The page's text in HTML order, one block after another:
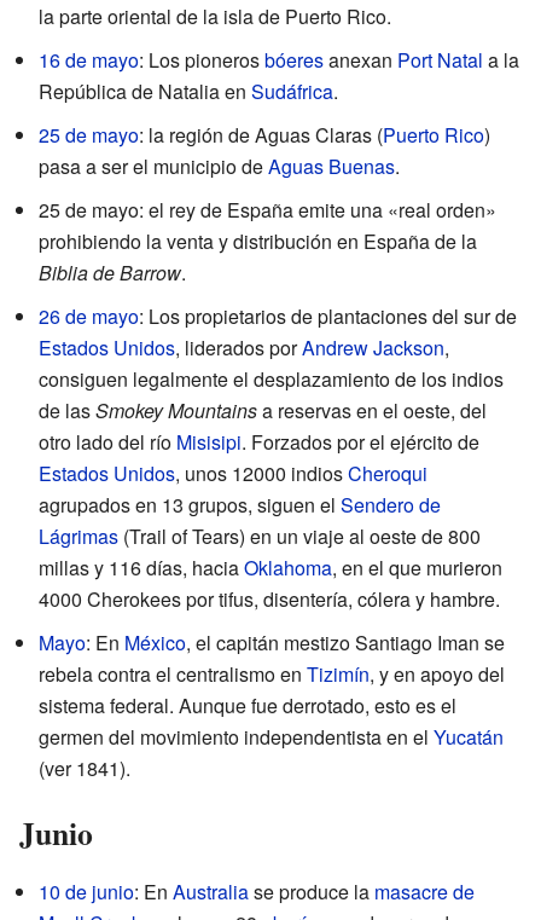
la parte oriental de la isla de Puerto Rico.
16 de mayo: Los pionerosbóeresanexan Port Natal a la
República de Natalia en Sudáfrica.
25 de mayo: la región de Aguas Claras (Puerto Rico)
pasa a ser el municipio deAguas Buenas.
25 de mayo: el rey de España emite una «real orden»
prohibiendo la venta y distribución en España de la
Biblia de Barrow.
26 de mayo: Los propietarios de plantaciones del sur de
Estados Unidos, liderados porAndrew Jackson,
consiguen legalmente el desplazamiento de los indios
de lasSmokey Mountainsa reservas en el oeste, del
otro lado del río Misisipi. Forzados por el ejército de
Estados Unidos, unos 12000 indiosCheroqui
agrupados en 13 grupos, siguen el Sendero de
Lágrimas (Trail of Tears) en un viaje al oeste de 800
millas y 116 días, haciaOklahoma, en el que murieron
4000 Cherokees por tifus, disentería, cólera y hambre.
Mayo: En México, el capitán mestizo Santiago Iman se
rebela contra el centralismo en Tizimín, y en apoyo del
sistema federal. Aunque fue derrotado, esto es el
germen del movimiento independentista en el Yucatán
(ver 1841).
Junio
10 de junio: En Australiase produce la masacre de